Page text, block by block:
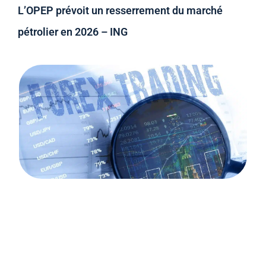
L’OPEP prévoit un resserrement du marché
pétrolier en 2026 – ING